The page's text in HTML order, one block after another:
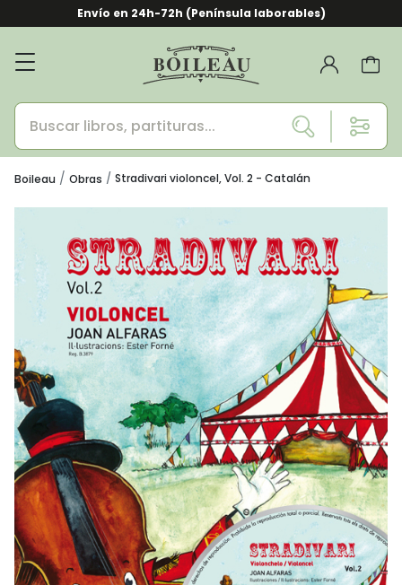
Envío en 24h-72h (Península laborables)
Boileau Obras Stradivari violoncel, Vol. 2 - Catalán